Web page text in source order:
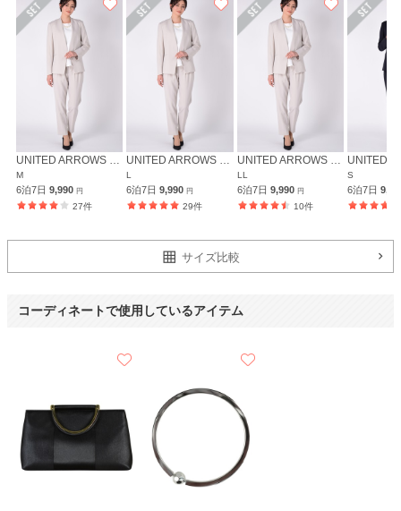
M
6泊7日 9,990 円
27件
L
6泊7日9,990円
29件
LL
6泊7日 9,990 円
10件
S
6泊7日
サイズ比較
コーディネートで使用しているアイテム